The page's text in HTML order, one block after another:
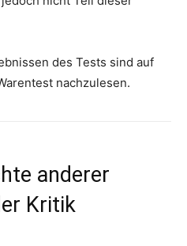
des Tests sind auf
nachzulesen.
anderer
Kritik